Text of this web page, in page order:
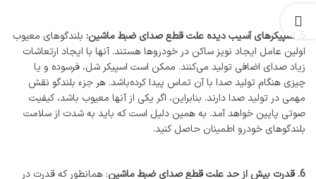
بلندگوهای معیوب
اولین عامل ایجاد نویز ساکن در خودروها هستند. آنها با ایجاد ارتعاشات
زیاد صدای اضافی تولید می‌کنند. ممکن است اسپیکر شل، فرسوده و یا
چیزی هنگام تولید صدا با آن تماس پیدا کرده‌باشد. هر جزء بلندگو نقش
مهمی در تولید صدا دارند. بنابراین، اگر یکی از آنها معیوب باشد، کیفیت
صوتی پایین خواهد آمد. به همین دلیل است که باید به شدت از سلامت
بلندگوهای خودرو اطمینان حاصل کنید.
6. قدرت بیش از حد علت قطع صدای ضبط ماشین : همانطور که قدرت در